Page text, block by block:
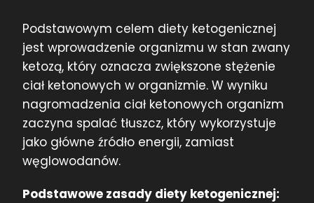
Podstawowym celem diety ketogenicznej
jest wprowadzenie organizmu w stan zwany
ketozą, który oznacza zwiększone stężenie
ciał ketonowych w organizmie. W wyniku
nagromadzenia ciał ketonowych organizm
zaczyna spalać tłuszcz, który wykorzystuje
jako główne źródło energii, zamiast
węglowodanów.
Podstawowe zasady diety ketogenicznej: